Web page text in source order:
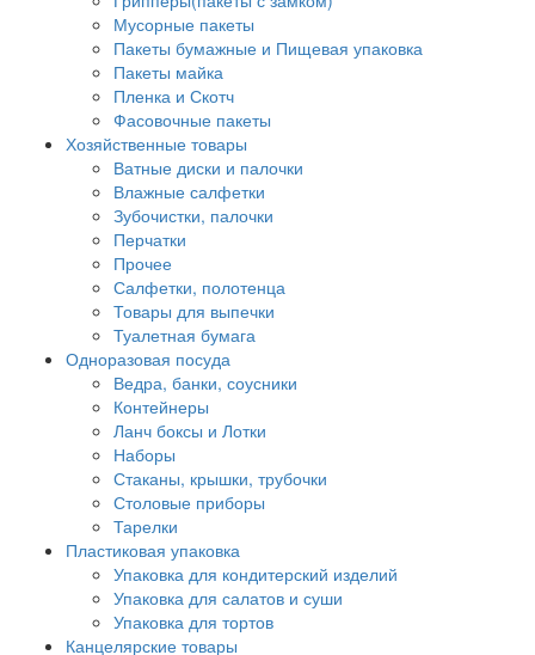
Мусорные пакеты
Пакеты бумажные и Пищевая упаковка
Пакеты майка
Пленка и Скотч
Фасовочные пакеты
Хозяйственные товары
Ватные диски и палочки
Влажные салфетки
Зубочистки, палочки
Перчатки
Прочее
Салфетки, полотенца
Товары для выпечки
Туалетная бумага
Одноразовая посуда
Ведра, банки, соусники
Контейнеры
Ланч боксы и Лотки
Наборы
Стаканы, крышки, трубочки
Столовые приборы
Тарелки
Пластиковая упаковка
Упаковка для кондитерский изделий
Упаковка для салатов и суши
Упаковка для тортов
Канцелярские товары